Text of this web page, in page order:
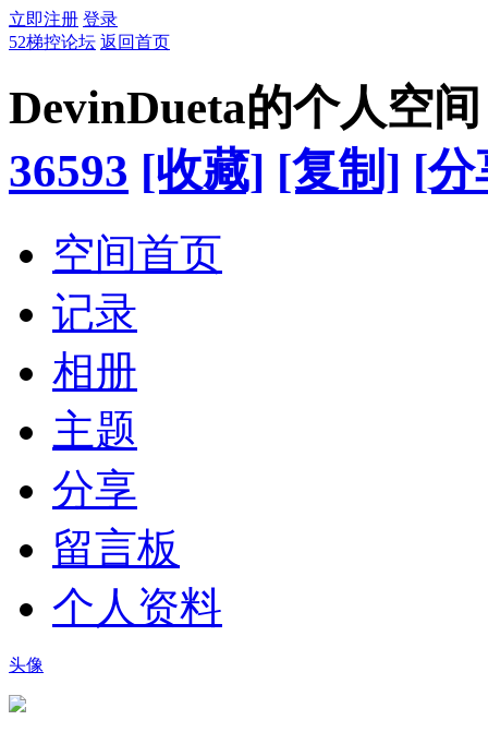
立即注册 登录
52梯控论坛 返回首页
DevinDueta的个人空间
36593 [收藏] [复制] [分
空间首页
记录
相册
主题
分享
留言板
个人资料
头像